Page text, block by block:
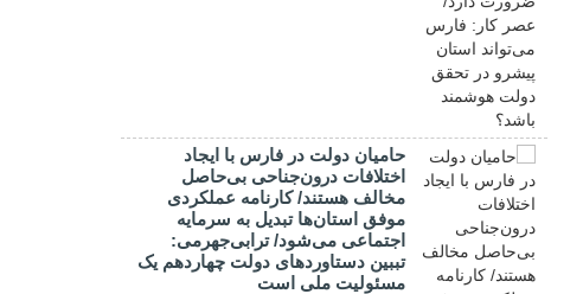
حامیان دولت در فارس با ایجاد
اختلافات درون‌جناحی بی‌حاصل
مخالف هستند/ کارنامه عملکردی
موفق استان‌ها تبدیل به سرمایه
اجتماعی می‌شود/ ترابی‌جهرمی:
تببین دستاوردهای دولت چهاردهم یک
مسئولیت ملی است